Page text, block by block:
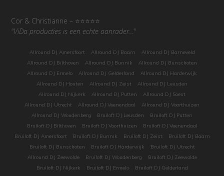
Cor & Christianne – ⭐⭐⭐⭐⭐
"ViDa producties is een echte aanrader..."
Allround DJ Amersfoort Allround DJ Baarn
Allround DJ Barneveld
Allround DJ Bilthoven
Allround DJ Bunnik
Allround DJ Bunschoten
Allround DJ Ermelo
Allround DJ Gelderland
Allround DJ Harderwijk
Allround DJ Houten
Allround DJ Zeist
Allround DJ Leusden
Allround DJ Nijkerk
Allround DJ Putten
Allround DJ Soest
Allround DJ Utrecht
Allround DJ Veenendaal
Allround DJ Voorthuizen
Allround DJ Woudenberg
Bruiloft DJ Leusden
Bruiloft DJ Putten
Bruiloft DJ Bilthoven
Bruiloft DJ Voorthuizen
Bruiloft DJ Veenendaal
Bruiloft DJ Amersfoort
Bruiloft DJ Bunnik Bruiloft DJ Zeist
Bruiloft DJ Baarn
Bruiloft DJ Bunschoten
Bruiloft DJ Harderwijk
Bruiloft DJ Utrecht
Allround DJ Zeewolde
Bruiloft DJ Woudenberg
Bruiloft DJ Zeewolde
Bruiloft DJ Nijkerk
Bruiloft DJ Ermelo
Bruiloft DJ Gelderland